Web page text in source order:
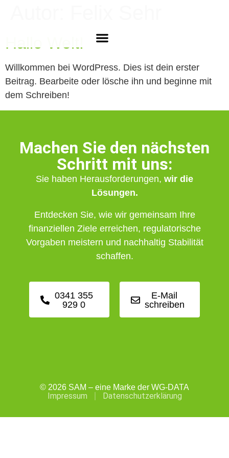
Hallo Welt!
Willkommen bei WordPress. Dies ist dein erster
Beitrag. Bearbeite oder lösche ihn und beginne mit
dem Schreiben!
Machen Sie den nächsten
Schritt mit uns:
Sie haben Herausforderungen, wir die
Lösungen.
Entdecken Sie, wie wir gemeinsam Ihre
finanziellen Ziele erreichen, regulatorische
Vorgaben meistern und nachhaltig Stabilität
schaffen.
0341 355
929 0
E-Mail
schreiben
© 2026 SAM – eine Marke der WG-DATA
Impressum Datenschutzerklärung